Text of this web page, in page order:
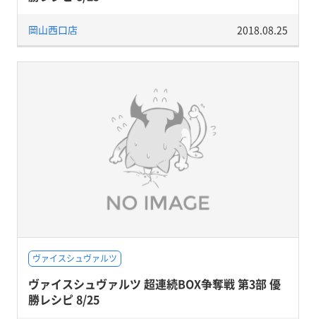
岡山西口店 2018.08.25
ヴァイスシュヴァルツ
ヴァイスシュヴァルツ 超連続BOX争奪戦 第3部 優
勝レシピ 8/25